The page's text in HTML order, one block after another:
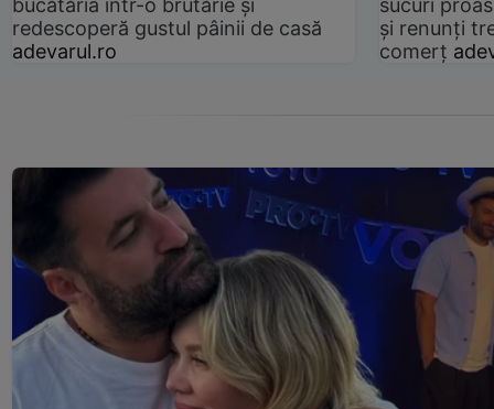
bucătăria într-o brutărie și
redescoperă gustul pâinii de casă
adevarul.ro
sucuri
și renunți
comerț